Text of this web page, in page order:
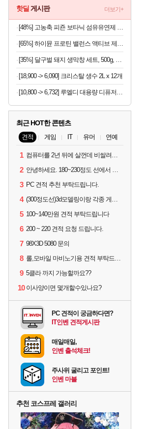
핫딜 게시판 더보기+
[48%] 고농축 피죤 보타닉 섬유유연제 프리지아 자몽, 1.3L, 4개
[65%] 하이뮨 프로틴 밸런스 액티브 제로, 밀크쉐이크, 250ml, 18개
[35%] 달구벌 돼지 생막창 세트, 500g, 2봉
[18,900 -> 6,090] 크리스탈 생수 2L x 12개
[10,800 -> 6,732] 루엘디 대용량 디퓨저 500ml
최근 HOT한 콘텐츠
견적 게임 IT 유머 연예
1 컴퓨터를 2년 뒤에 살껀데 비쌀려나요...?
2 안녕하세요. 180~230정도 선에서 잡고싶습니다.
3 PC 견적 추천 부탁드립니다.
4 (300정도선)3d모델링이랑 각종 게임을 하는데 견적부탁드립니다!300정도선
5 100~140만원 견적 부탁드립니다
6 200 ~ 220 견적 요청 드립니다.
7 98X3D 5080 문의
8 롤,모바일 마비노기용 견적 부탁드립니다(예산150으로 수정)
9 5클라 까지 가능할까요??
10 이사양이면 몇개할수있나요?
PC 견적이 궁금하다면?
IT인벤 견적게시판
매일매일,
인벤 출석체크!
주사위 굴리고 포인트!
인벤 마블
추천 코스프레 갤러리